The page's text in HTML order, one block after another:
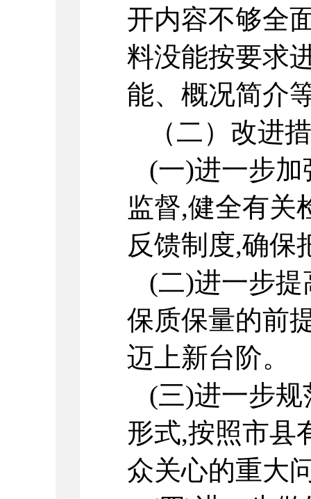
开内容不够全
料没能按要求
能、概况简介
（二）改进
(一)进一步
监督,健全有关
反馈制度,确保
(二)进一步
保质保量的前
迈上新台阶。
(三)进一步
形式,按照市县
众关心的重大